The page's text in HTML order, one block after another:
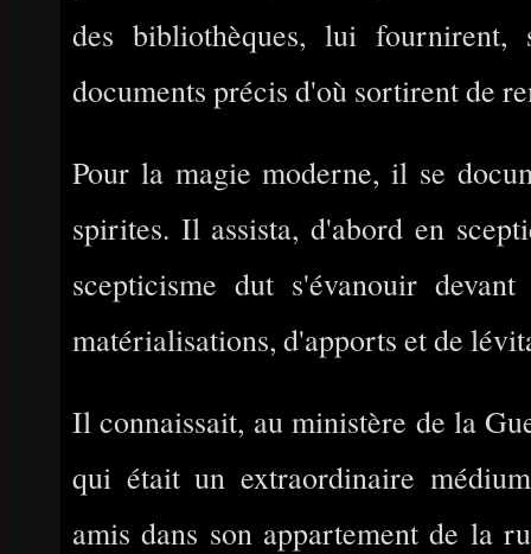
des bibliothèques, lui
documents précis d'où sortirent de
Pour la magie moderne, il se
spirites. Il assista, d'abord en
scepticisme dut s'évanouir
matérialisations, d'apports et de
Il connaissait, au ministère de la
qui était un extraordinaire
amis dans son appartement de la